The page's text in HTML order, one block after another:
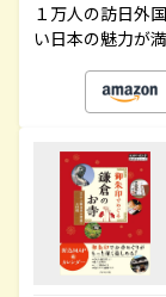
１万人の訪日外
い日本の魅力が